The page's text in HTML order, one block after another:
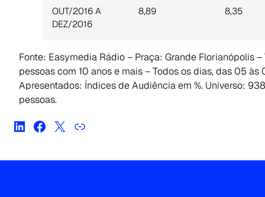
OUT/2016 A
DEZ/2016
8,89 8,35
Fonte: Easymedia Rádio – Praça: Grande Florianópolis –
pessoas com 10 anos e mais – Todos os dias, das 05 às
Apresentados: Índices de Audiência em %. Universo:
pessoas.